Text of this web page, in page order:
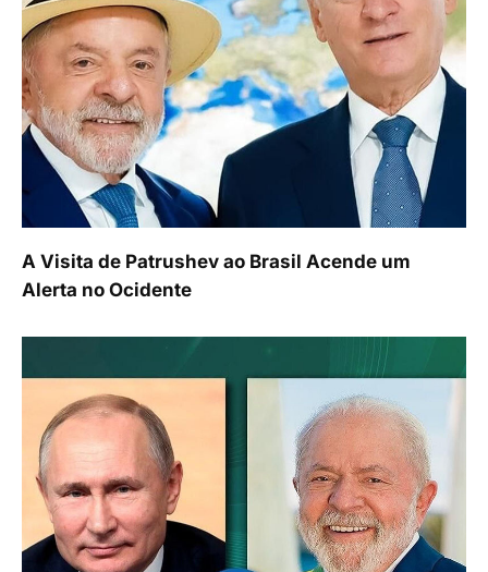
A Visita de Patrushev ao Brasil Acende um
Alerta no Ocidente